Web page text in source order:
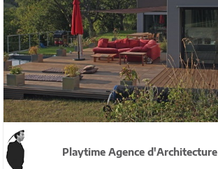
Playtime Agence d'Architecture